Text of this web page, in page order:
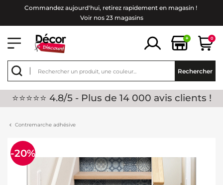
Commandez aujourd'hui, retirez rapidement en magasin !
Voir nos 23 magasins
+ 0
Rechercher
⭐⭐⭐⭐⭐ 4.8/5 - Plus de 14 000 avis clients !
Contremarche adhésive
-20%